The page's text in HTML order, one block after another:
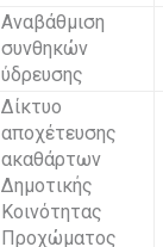
Αναβάθμιση
συνθηκών
ύδρευσης
Δίκτυο
αποχέτευσης
ακαθάρτων
Δημοτικής
Κοινότητας
Προχώματος